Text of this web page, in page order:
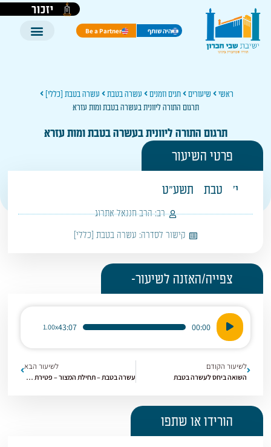
יזכור
היה שותף Be a Partner
ראשי שיעורים חגים וזמנים עשרה בטבת
עשרה בטבת [כללי]
תרגום התורה ליוונית בעשרה בטבת ומות עזרא
תרגום התורה ליוונית בעשרה בטבת ומות עזרא
פרטי השיעור
י' טבת תשע"ט
רב: הרב חננאל אתרוג
קישור לסדרה: עשרה בטבת [כללי]
צפייה/האזנה לשיעור-
נגן
אודיו
00:00
43:07
1.00x
לשיעור הקודם
השואה ביחס לעשרה בטבת
לשיעור הבא
עשרה בטבת – תחילת המצור – פטירת עזרא – תרגום התורה ליוונית
הורידו או שתפו